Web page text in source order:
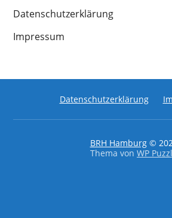
Datenschutzerklärung
Impressum
Datenschutzerklärung
BRH Hamburg©
Thema von WP